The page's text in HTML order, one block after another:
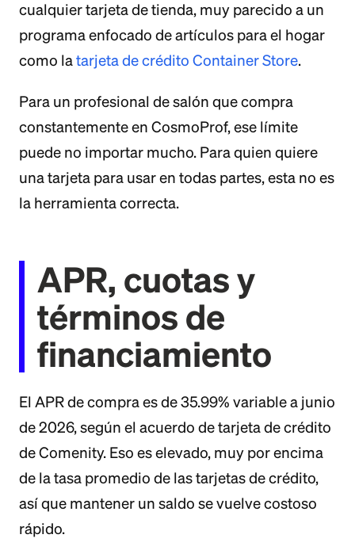
cualquier tarjeta de tienda, muy parecido a un
programa enfocado de artículos para el hogar
como latarjeta de crédito Container Store.
Para un profesional de salón que compra
constantemente en CosmoProf, ese límite
puede no importar mucho. Para quien quiere
una tarjeta para usar en todas partes, esta no es
la herramienta correcta.
APR, cuotas y
términos de
financiamiento
El APR de compra es de 35.99% variable a junio
de 2026, según el acuerdo de tarjeta de crédito
de Comenity. Eso es elevado, muy por encima
de la tasa promedio de las tarjetas de crédito,
así que mantener un saldo se vuelve costoso
rápido.